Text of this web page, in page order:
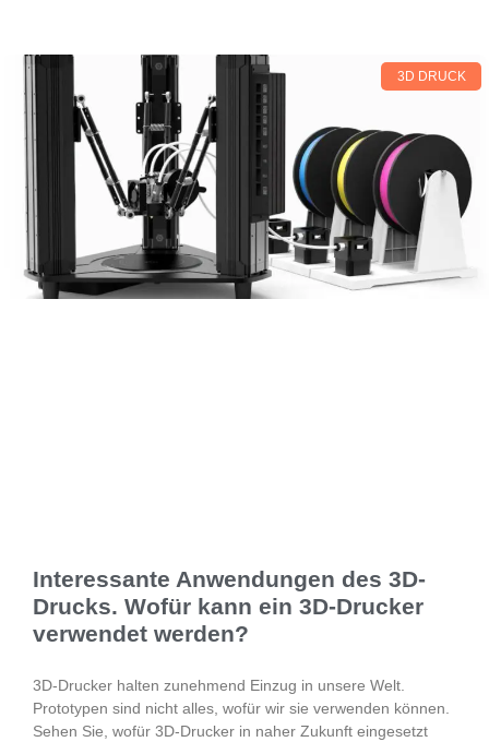
3D DRUCK
Interessante Anwendungen des 3D-
Drucks. Wofür kann ein 3D-Drucker
verwendet werden?
3D-Drucker halten zunehmend Einzug in unsere Welt.
Prototypen sind nicht alles, wofür wir sie verwenden können.
Sehen Sie, wofür 3D-Drucker in naher Zukunft eingesetzt